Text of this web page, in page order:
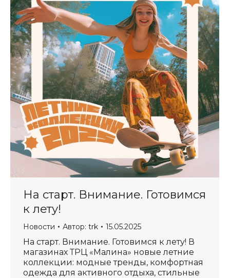
На старт. Внимание. Готовимся
к лету!
Новости Автор: trk 15.05.2025
На старт. Внимание. Готовимся к лету! В
магазинах ТРЦ «Малина» новые летние
коллекции: модные тренды, комфортная
одежда для активного отдыха, стильные